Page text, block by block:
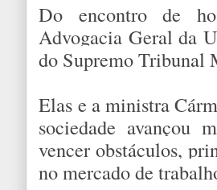
Do encontro de
Advogacia Geral da
do Supremo
Elas e a ministra
sociedade avançou
vencer obstáculos,
no mercado de